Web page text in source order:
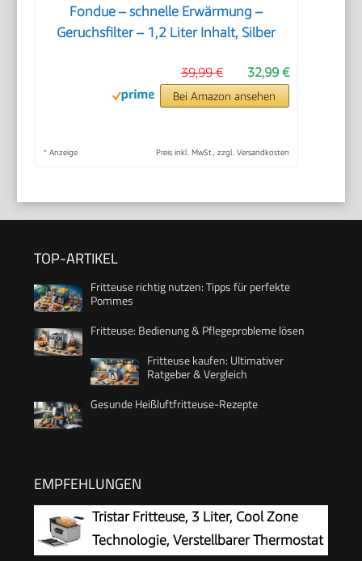
Fondue – schnelle Erwärmung –
Geruchsfilter – 1,2 Liter Inhalt, Silber
32,99 €
39,99 €
Bei Amazon ansehen
* Anzeige Preis inkl. MwSt., zzgl. Versandkosten
TOP-ARTIKEL
Fritteuse richtig nutzen: Tipps für perfekte
Pommes
Fritteuse: Bedienung & Pflegeprobleme lösen
Fritteuse kaufen: Ultimativer
Ratgeber & Vergleich
Gesunde Heißluftfritteuse-Rezepte
EMPFEHLUNGEN
Tristar Fritteuse, 3 Liter, Cool Zone
Technologie, Verstellbarer Thermostat